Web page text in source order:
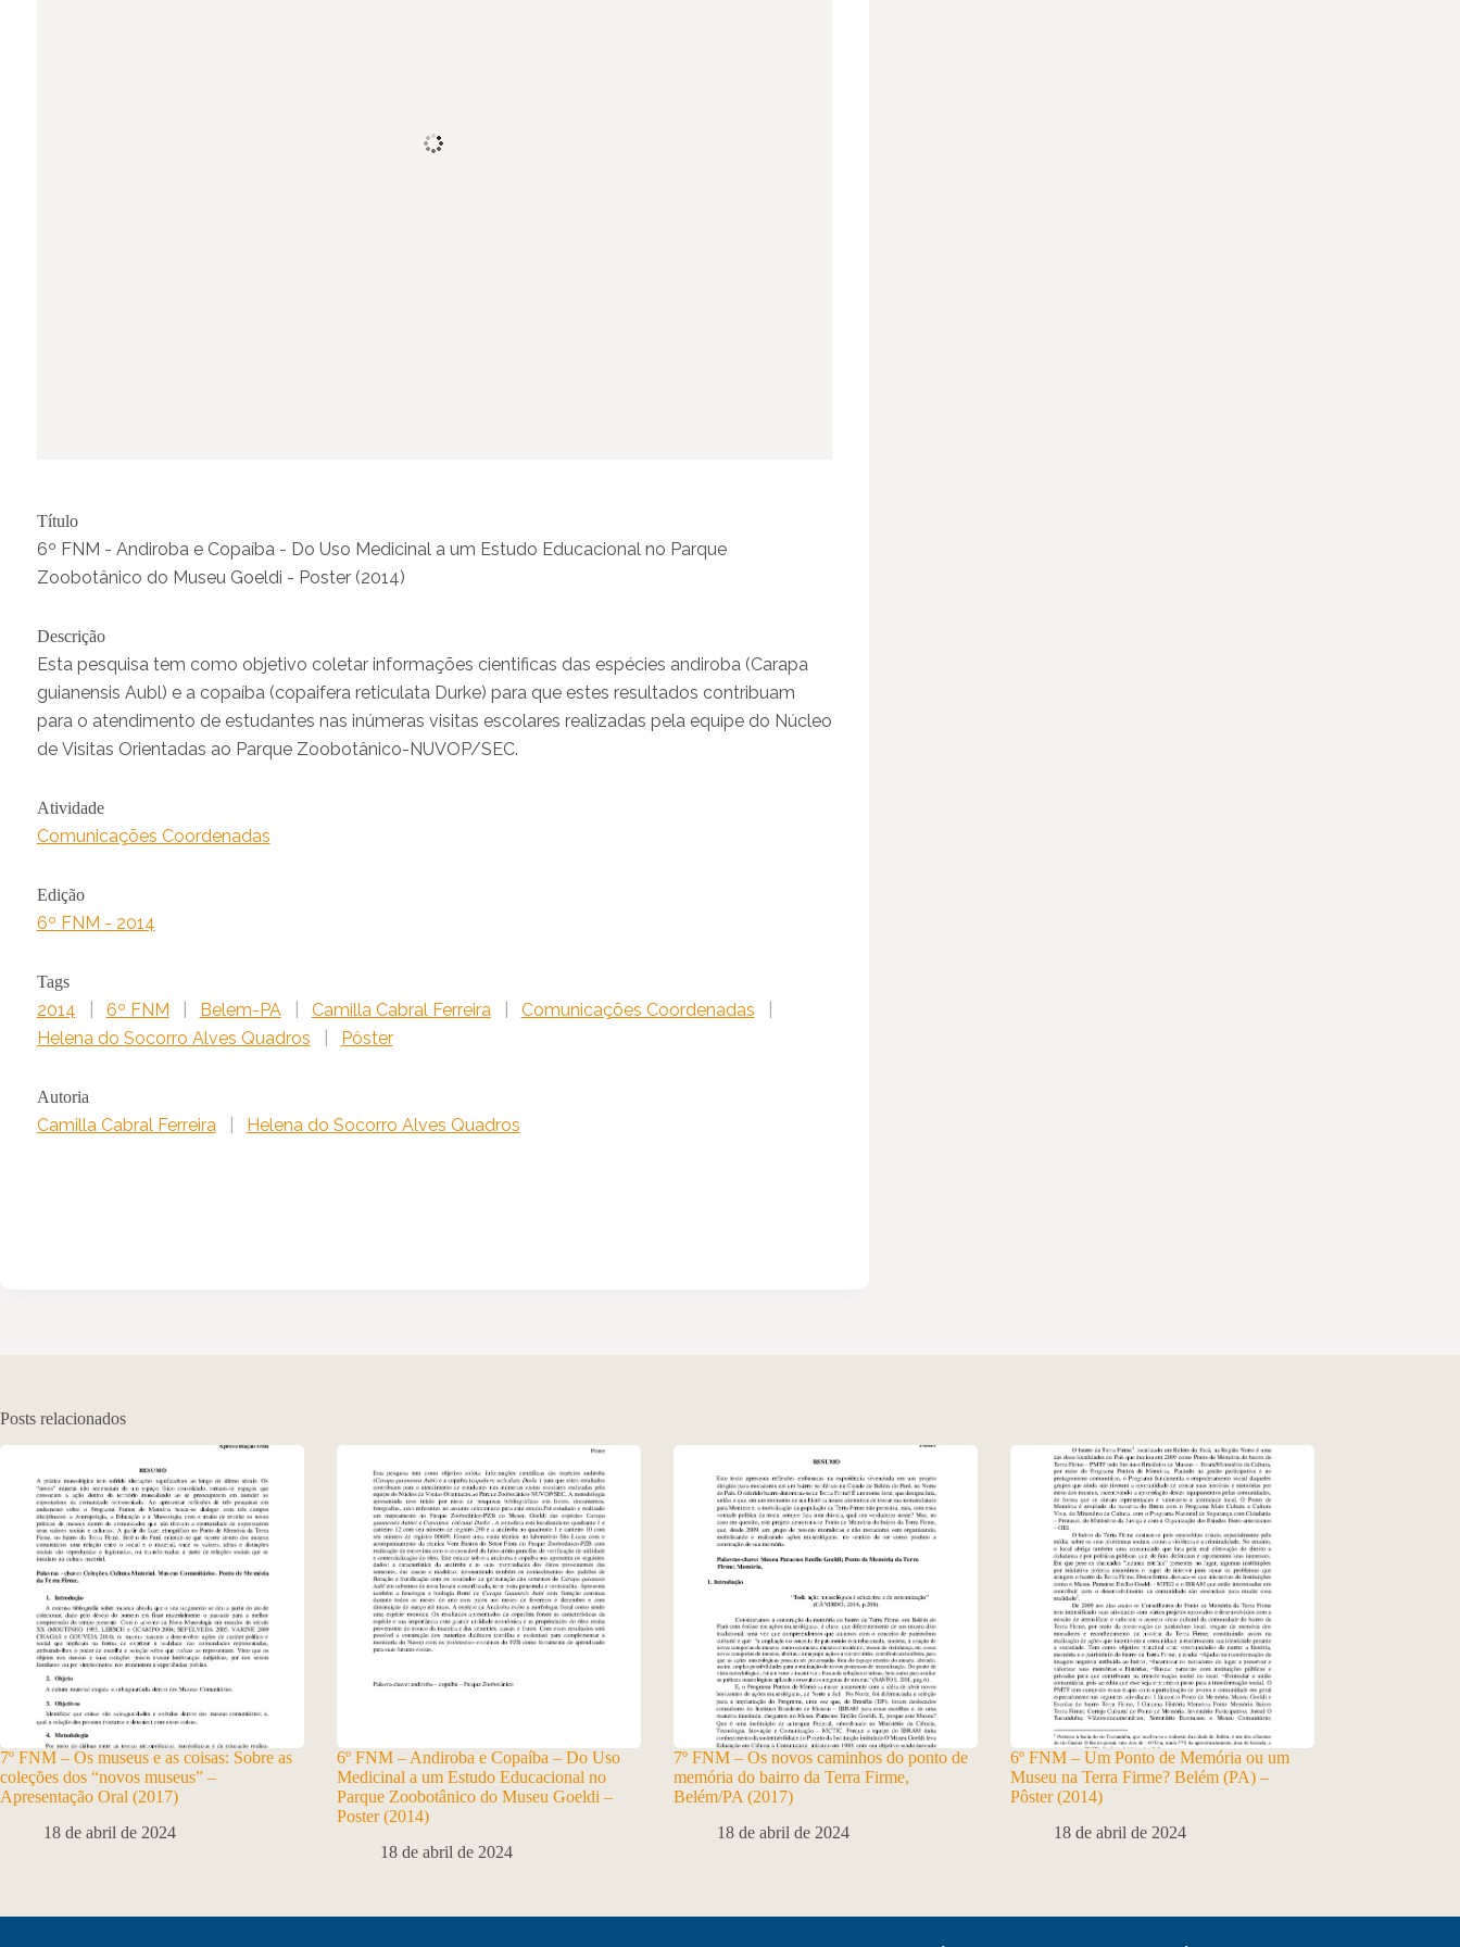
Título
6º FNM - Andiroba e Copaíba - Do Uso Medicinal a um Estudo Educacional no Parque
Zoobotânico do Museu Goeldi - Poster (2014)
Descrição
Esta pesquisa tem como objetivo coletar informações cientificas das espécies andiroba (Carapa
guianensis Aubl) e a copaíba (copaifera reticulata Durke) para que estes resultados contribuam
para o atendimento de estudantes nas inúmeras visitas escolares realizadas pela equipe do Núcleo
de Visitas Orientadas ao Parque Zoobotânico-NUVOP/SEC.
Atividade
Comunicações Coordenadas
Edição
6º FNM - 2014
Tags
2014 6º FNM Belem-PA Camilla Cabral Ferreira Comunicações Coordenadas
Helena do Socorro Alves Quadros
Pôster
Autoria
Camilla Cabral Ferreira Helena do Socorro Alves Quadros
Posts relacionados
7º FNM – Os museus e as coisas: Sobre as
coleções dos “novos museus” –
Apresentação Oral (2017)
18 de abril de 2024
6º FNM – Andiroba e Copaíba – Do Uso
Medicinal a um Estudo Educacional no
Parque Zoobotânico do Museu Goeldi –
Poster (2014)
18 de abril de 2024
7º FNM – Os novos caminhos do ponto de
memória do bairro da Terra Firme,
Belém/PA (2017)
18 de abril de 2024
6º FNM – Um Ponto de Memória ou um
Museu na Terra Firme? Belém (PA) –
Pôster (2014)
18 de abril de 2024